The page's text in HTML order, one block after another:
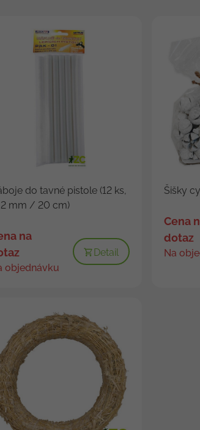
do tavné pistole (12 ks,
mm / 20 cm)
na
objednávku
Detail
Šišky
Cena
dotaz
Na